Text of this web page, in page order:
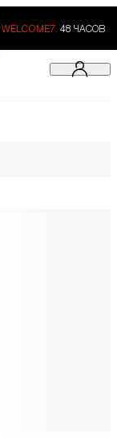
WELCOME7. 48 ЧАСОВ